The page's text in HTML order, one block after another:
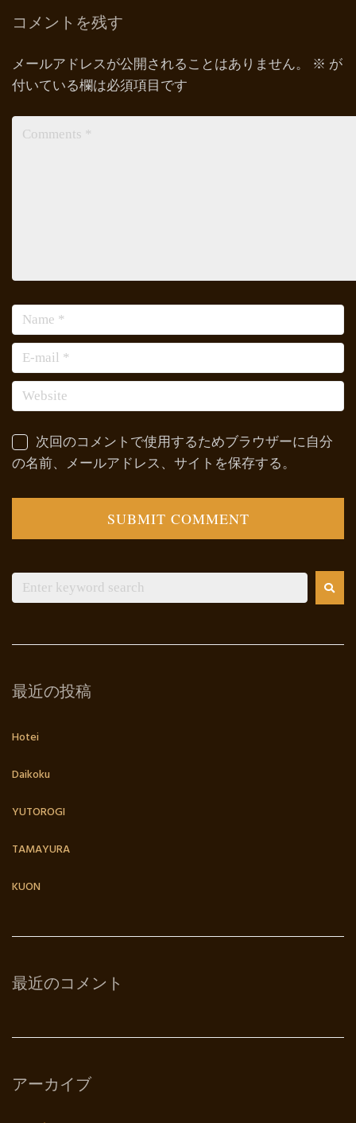
コメントを残す
メールアドレスが公開されることはありません。 ※ が
付いている欄は必須項目です
次回のコメントで使用するためブラウザーに自分
の名前、メールアドレス、サイトを保存する。
最近の投稿
Hotei
Daikoku
YUTOROGI
TAMAYURA
KUON
最近のコメント
アーカイブ